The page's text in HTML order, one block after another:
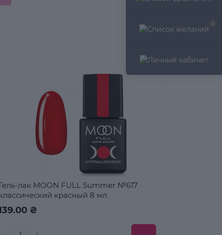
0
Гель-лак MOON FULL Summer №617
красный 8 мл
₴